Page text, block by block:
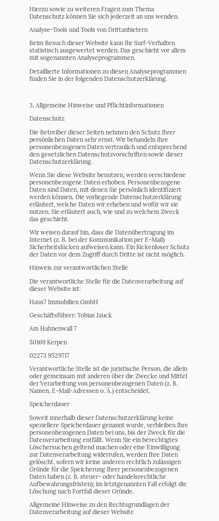
Hierzu sowie zu weiteren Fragen zum Thema
Datenschutz können Sie sich jederzeit an uns wenden.
Analyse-Tools und Tools von Dritt­anbietern
Beim Besuch dieser Website kann Ihr Surf-Verhalten
statistisch ausgewertet werden. Das geschieht vor allem
mit sogenannten Analyseprogrammen.
Detaillierte Informationen zu diesen Analyseprogrammen
finden Sie in der folgenden Datenschutzerklärung.
3. Allgemeine Hinweise und Pflicht­informationen
Datenschutz
Die Betreiber dieser Seiten nehmen den Schutz Ihrer
persönlichen Daten sehr ernst. Wir behandeln Ihre
personenbezogenen Daten vertraulich und entsprechend
den gesetzlichen Datenschutzvorschriften sowie dieser
Datenschutzerklärung.
Wenn Sie diese Website benutzen, werden verschiedene
personenbezogene Daten erhoben. Personenbezogene
Daten sind Daten, mit denen Sie persönlich identifiziert
werden können. Die vorliegende Datenschutzerklärung
erläutert, welche Daten wir erheben und wofür wir sie
nutzen. Sie erläutert auch, wie und zu welchem Zweck
das geschieht.
Wir weisen darauf hin, dass die Datenübertragung im
Internet (z. B. bei der Kommunikation per E-Mail)
Sicherheitslücken aufweisen kann. Ein lückenloser Schutz
der Daten vor dem Zugriff durch Dritte ist nicht möglich.
Hinweis zur verantwortlichen Stelle
Die verantwortliche Stelle für die Datenverarbeitung auf
dieser Website ist:
Haus7 Immobilien GmbH
Geschäftsführer: Tobias Jauck
Am Hahnenwall 7
50169 Kerpen
02273 9529717
Verantwortliche Stelle ist die juristische Person, die allein
oder gemeinsam mit anderen über die Zwecke und Mittel
der Verarbeitung von personenbezogenen Daten (z. B.
Namen, E-Mail-Adressen o. Ä.) entscheidet.
Speicherdauer
Soweit innerhalb dieser Datenschutzerklärung keine
speziellere Speicherdauer genannt wurde, verbleiben Ihre
personenbezogenen Daten bei uns, bis der Zweck für die
Datenverarbeitung entfällt. Wenn Sie ein berechtigtes
Löschersuchen geltend machen oder eine Einwilligung
zur Datenverarbeitung widerrufen, werden Ihre Daten
gelöscht, sofern wir keine anderen rechtlich zulässigen
Gründe für die Speicherung Ihrer personenbezogenen
Daten haben (z. B. steuer- oder handelsrechtliche
Aufbewahrungsfristen); im letztgenannten Fall erfolgt die
Löschung nach Fortfall dieser Gründe.
Allgemeine Hinweise zu den Rechtsgrundlagen der
Datenverarbeitung auf dieser Website